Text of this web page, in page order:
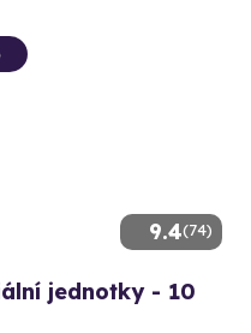
9.4(74)
jednotky - 10